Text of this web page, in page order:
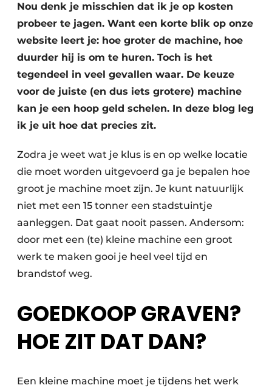
Duurzaamheid & Innovatie
Fundering
Kopen/Huren/Leasen
Sloop & Recycling
Bouwtransport
Machines & Materieel
Nou denk je misschien dat ik je op kosten
probeer te jagen. Want een korte blik op onze
website leert je: hoe groter de machine, hoe
duurder hij is om te huren. Toch is het
tegendeel in veel gevallen waar. De keuze
voor de juiste (en dus iets grotere) machine
kan je een hoop geld schelen. In deze blog leg
ik je uit hoe dat precies zit.
Zodra je weet wat je klus is en op welke locatie
die moet worden uitgevoerd ga je bepalen hoe
groot je machine moet zijn. Je kunt natuurlijk
niet met een 15 tonner een stadstuintje
aanleggen. Dat gaat nooit passen. Andersom:
door met een (te) kleine machine een groot
werk te maken gooi je heel veel tijd en
brandstof weg.
GOEDKOOP GRAVEN?
HOE ZIT DAT DAN?
Een kleine machine moet je tijdens het werk